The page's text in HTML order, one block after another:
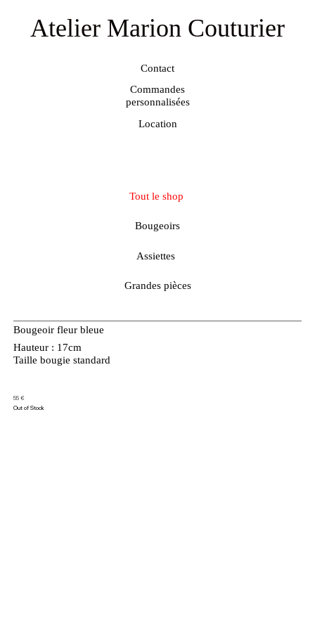
Atelier Marion Couturier
Contact
Commandes
personnalisées
Location
Tout le shop
Bougeoirs
Assiettes
Grandes pièces
Bougeoir fleur bleue
Hauteur : 17cm
Taille bougie standard